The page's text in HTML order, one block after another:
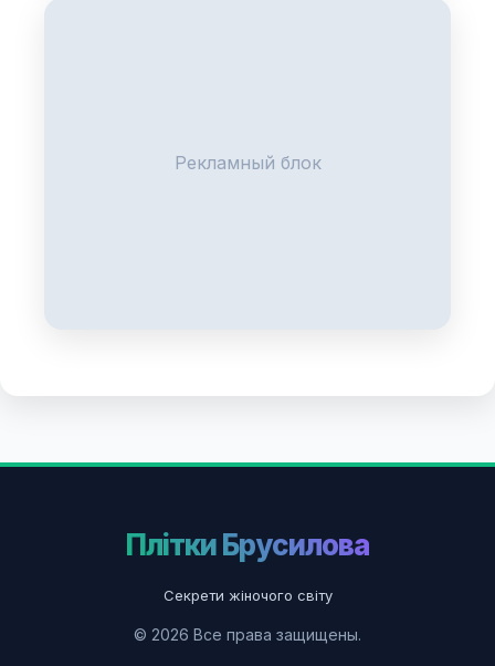
Рекламный блок
Плітки Брусилова
Секрети жіночого світу
© 2026 Все права защищены.